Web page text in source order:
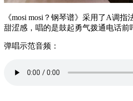
《mosi mosi？钢琴谱》采用了A调
甜涩感，唱的是鼓起勇气拨通电话前
弹唱示范音频：